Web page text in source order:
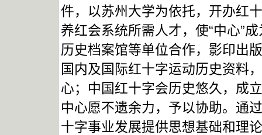
件，以苏州大学为依托，开办红
养红会系统所需人才，使“中心”
历史档案馆等单位合作，影印出
国内及国际红十字运动历史资料
心；中国红十字会历史悠久，成
中心愿不遗余力，予以协助。通
十字事业发展提供思想基础和理